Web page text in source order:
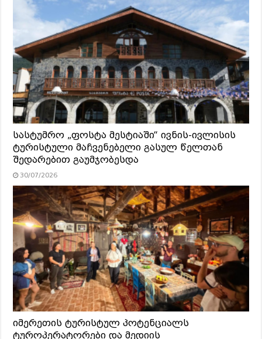
სასტუმრო „ფოსტა მესტიაში“ ივნის-ივლისის
ტურისტული მაჩვენებელი გასულ წელთან
შედარებით გაუმჯობესდა
30/07/2026
იმერეთის ტურისტულ პოტენციალს
ტუროპერატორები და მედიის